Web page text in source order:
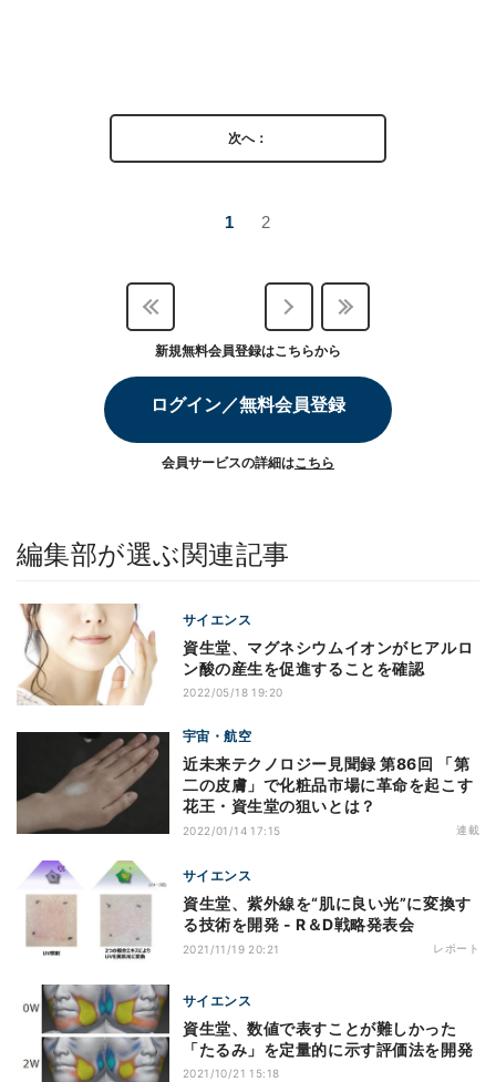
次へ：
1 2
新規無料会員登録はこちらから
ログイン／無料会員登録
会員サービスの詳細はこちら
編集部が選ぶ関連記事
サイエンス
資生堂、マグネシウムイオンがヒアルロ
ン酸の産生を促進することを確認
2022/05/18 19:20
宇宙・航空
近未来テクノロジー見聞録 第86回 「第
二の皮膚」で化粧品市場に革命を起こす
花王・資生堂の狙いとは？
2022/01/14 17:15 連載
サイエンス
資生堂、紫外線を“肌に良い光”に変換す
る技術を開発 - R＆D戦略発表会
2021/11/19 20:21 レポート
サイエンス
資生堂、数値で表すことが難しかった
「たるみ」を定量的に示す評価法を開発
2021/10/21 15:18